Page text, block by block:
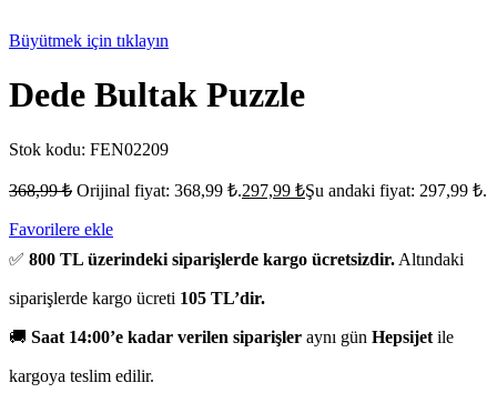
Büyütmek için tıklayın
Dede Bultak Puzzle
Stok kodu: FEN02209
368,99₺ Orijinal fiyat: 368,99 ₺.297,99 ₺Şu andaki fiyat: 297,99 ₺.
Favorilere ekle
✅ 800 TL üzerindeki siparişlerde kargo ücretsizdir. Altındaki
siparişlerde kargo ücreti 105 TL’dir.
🚚 Saat 14:00’e kadar verilen siparişler aynı gün Hepsijet ile
kargoya teslim edilir.